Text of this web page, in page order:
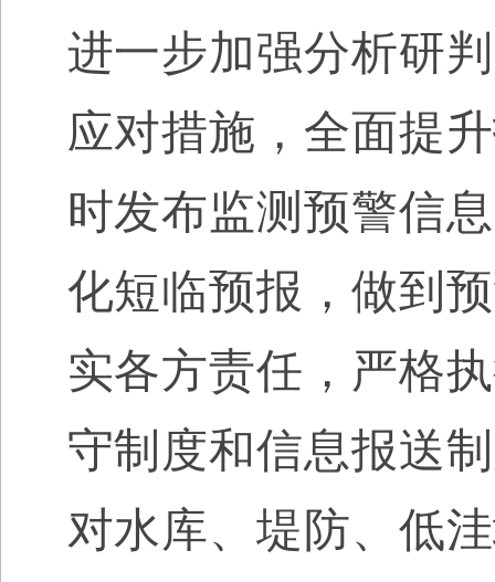
进一步加强分析研
应对措施，全面提
时发布监测预警信
化短临预报，做到
实各方责任，严格
守制度和信息报送
对水库、堤防、低